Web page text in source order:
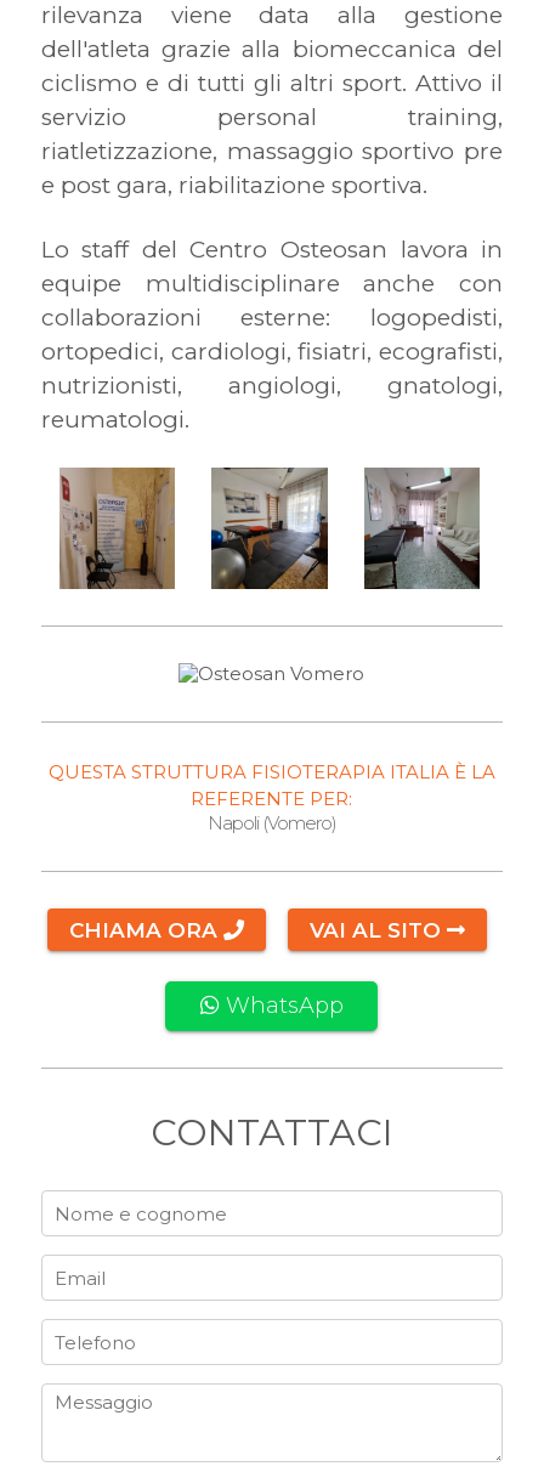
rilevanza viene data alla gestione
dell'atleta grazie alla biomeccanica del
ciclismo e di tutti gli altri sport. Attivo il
servizio personal training,
riatletizzazione, massaggio sportivo pre
e post gara, riabilitazione sportiva.
Lo staff del Centro Osteosan lavora in
equipe multidisciplinare anche con
collaborazioni esterne: logopedisti,
ortopedici, cardiologi, fisiatri, ecografisti,
nutrizionisti, angiologi, gnatologi,
reumatologi.
QUESTA STRUTTURA FISIOTERAPIA ITALIA È LA
REFERENTE PER:
Napoli (Vomero)
CHIAMA ORA VAI AL SITO
WhatsApp
CONTATTACI